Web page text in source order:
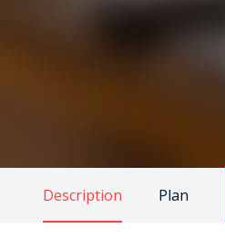
Description Plan